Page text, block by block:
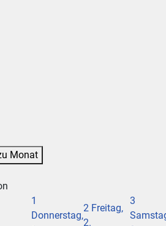
Monat
1
Donnerstag,
2 Freitag,
2.
3